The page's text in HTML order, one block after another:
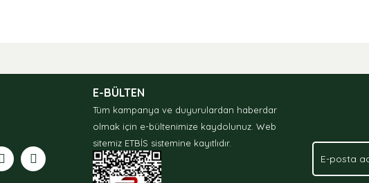
E-BÜLTEN
Tüm kampanya ve duyurulardan haberdar
olmak için e-bültenimize kaydolunuz. Web
sitemiz ETBİS sistemine kayıtlıdır.